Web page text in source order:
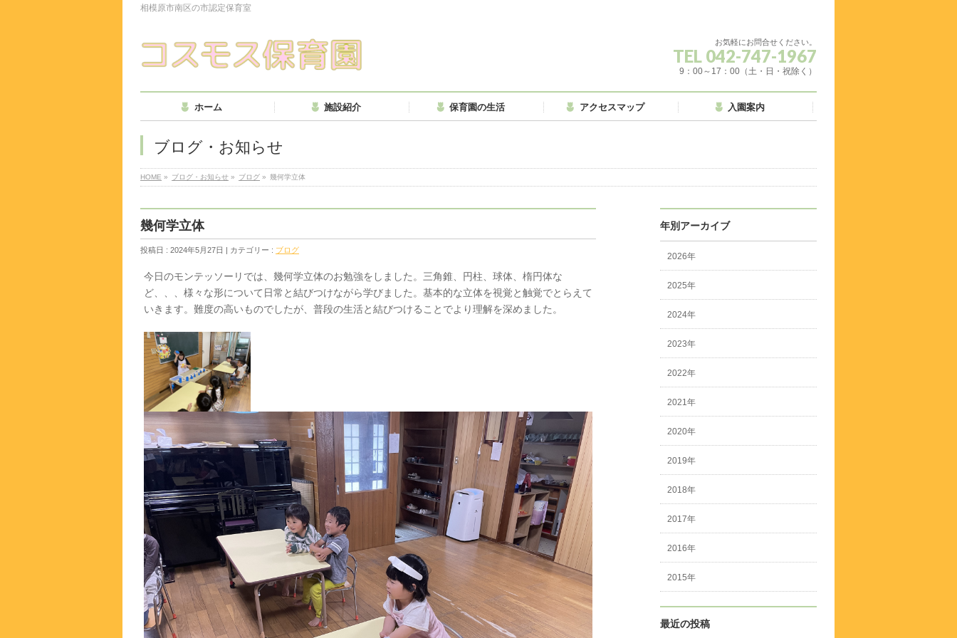
相模原市南区の市認定保育室
お気軽にお問合せください。
TEL 042-747-1967
9：00～17：00（土・日・祝除く）
ホーム 施設紹介 保育園の生活 アクセスマップ 入園案内
ブログ・お知らせ
HOME » ブログ・お知らせ » ブログ » 幾何学立体
幾何学立体
投稿日 : 2024年5月27日 | カテゴリー : ブログ
今日のモンテッソーリでは、幾何学立体のお勉強をしました。三角錐、円柱、球体、楕円体な
ど、、、様々な形について日常と結びつけながら学びました。基本的な立体を視覚と触覚でとらえて
いきます。難度の高いものでしたが、普段の生活と結びつけることでより理解を深めました。
年別アーカイブ
2026年
2025年
2024年
2023年
2022年
2021年
2020年
2019年
2018年
2017年
2016年
2015年
最近の投稿